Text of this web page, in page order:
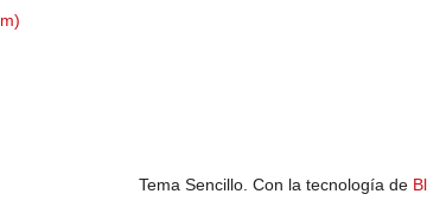
Tema Sencillo. Con la tecnología de